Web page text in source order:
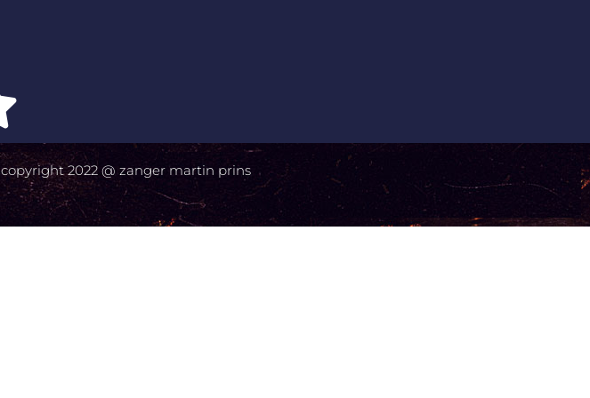
copyright 2022 @ zanger martin prins